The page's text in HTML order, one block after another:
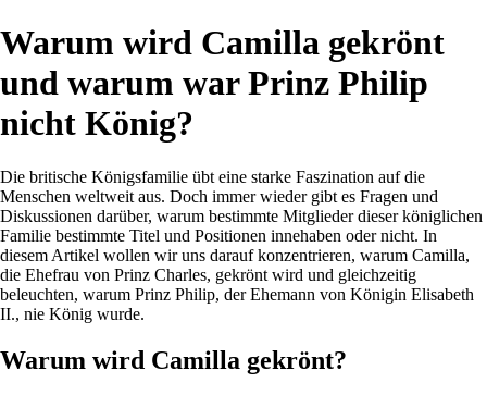
Warum wird Camilla gekrönt
und warum war Prinz Philip
nicht König?
Die britische Königsfamilie übt eine starke Faszination auf die
Menschen weltweit aus. Doch immer wieder gibt es Fragen und
Diskussionen darüber, warum bestimmte Mitglieder dieser königlichen
Familie bestimmte Titel und Positionen innehaben oder nicht. In
diesem Artikel wollen wir uns darauf konzentrieren, warum Camilla,
die Ehefrau von Prinz Charles, gekrönt wird und gleichzeitig
beleuchten, warum Prinz Philip, der Ehemann von Königin Elisabeth
II., nie König wurde.
Warum wird Camilla gekrönt?